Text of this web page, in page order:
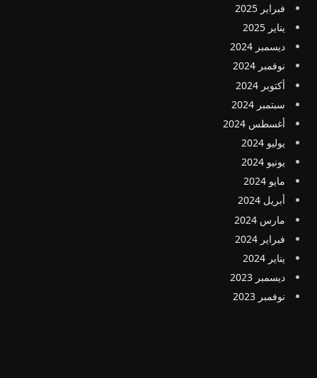
فبراير 2025
يناير 2025
ديسمبر 2024
نوفمبر 2024
أكتوبر 2024
سبتمبر 2024
أغسطس 2024
يوليو 2024
يونيو 2024
مايو 2024
أبريل 2024
مارس 2024
فبراير 2024
يناير 2024
ديسمبر 2023
نوفمبر 2023